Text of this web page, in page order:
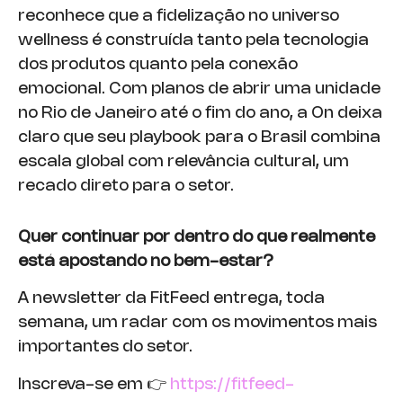
reconhece que a fidelização no universo
wellness é construída tanto pela tecnologia
dos produtos quanto pela conexão
emocional. Com planos de abrir uma unidade
no Rio de Janeiro até o fim do ano, a On deixa
claro que seu playbook para o Brasil combina
escala global com relevância cultural, um
recado direto para o setor.
Quer continuar por dentro do que realmente
está apostando no bem-estar?
A newsletter da FitFeed entrega, toda
semana, um radar com os movimentos mais
importantes do setor.
Inscreva-se em 👉 https://fitfeed-